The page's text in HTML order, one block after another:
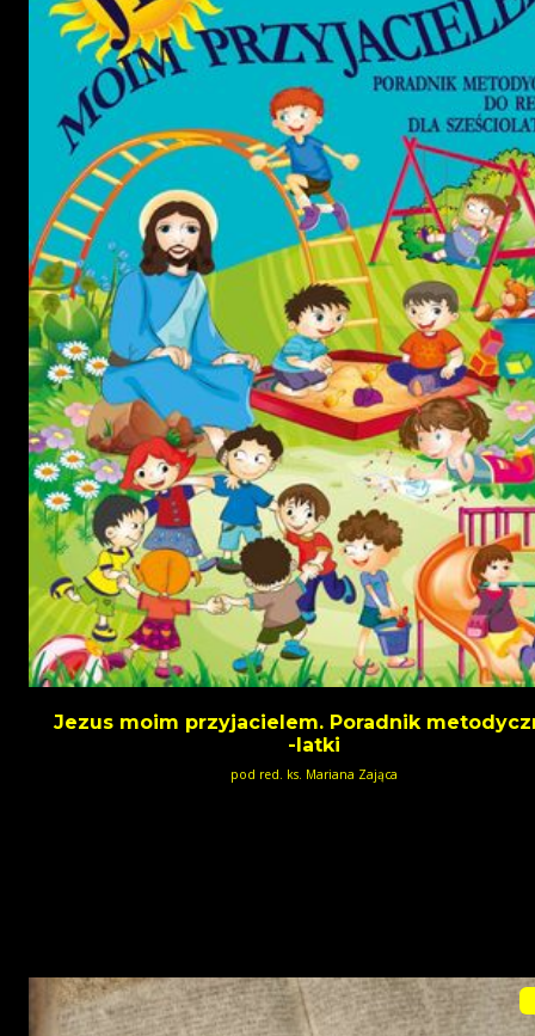
Jezus moim przyjacielem. Poradnik
-latki
pod red. ks. Mariana Zająca